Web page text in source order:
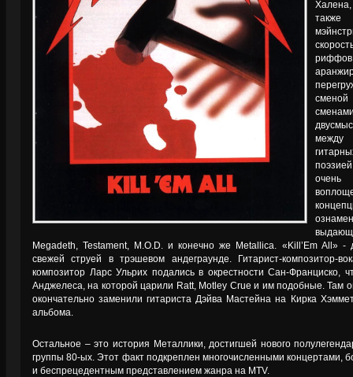
также
риффов
сменой
между
очень
Megadeth, Testament, M.O.D. и конечно же Metallica. «Kill’Em All»
свежей струей в трэшевом андеграунде. Гитарист-композитор-
композитор Ларс Ульрих подались в окрестности Сан-Франциско,
Анджелеса, на которой царили Ratt, Motley Crue и им подобные.
окончательно заменили гитариста Дэйва Мастейна на Кирка
альбома.
Остальное – это история Металлики, достигшей нового
группы 80-ых. Этот факт подкреплен многочисленными концертами,
и беспрецедентным представлением жанра на MTV.